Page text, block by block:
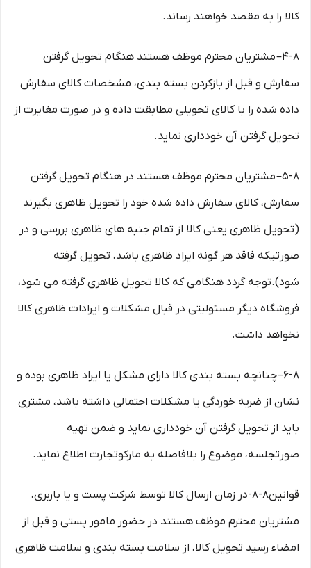
کالا را به مقصد خواهند رساند.
۴-۸– مشتریان محترم موظف هستند هنگام تحویل گرفتن
سفارش و قبل از بازکردن بسته بندی، مشخصات کالای سفارش
داده شده را با کالای تحویلی مطابقت داده و در صورت مغایرت از
تحویل گرفتن آن خودداری نماید.
۵-۸– مشتریان محترم موظف هستند در هنگام تحویل گرفتن
سفارش، کالای سفارش داده شده خود را تحویل ظاهری بگیرند
(تحویل ظاهری یعنی کالا از تمام جنبه های ظاهری بررسی و در
صورتیکه فاقد هر گونه ایراد ظاهری باشد، تحویل گرفته
شود).توجه گردد هنگامی که کالا تحویل ظاهری گرفته می شود،
فروشگاه دیگر مسئولیتی در قبال مشکلات و ایرادات ظاهری کالا
نخواهد داشت.
۶-۸– چنانچه بسته بندی کالا دارای مشکل یا ایراد ظاهری بوده و
نشان از ضربه خوردگی یا مشکلات احتمالی داشته باشد، مشتری
باید از تحویل گرفتن آن خودداری نماید و ضمن تهیه
صورتجلسه، موضوع را بلافاصله به مارکوتجارت اطلاع نماید.
قوانین۸-۸-در زمان ارسال کالا توسط شرکت پست و یا باربری،
مشتریان محترم موظف هستند در حضور مامور پستی و قبل از
امضاء رسید تحویل کالا، از سلامت بسته بندی و سلامت ظاهری